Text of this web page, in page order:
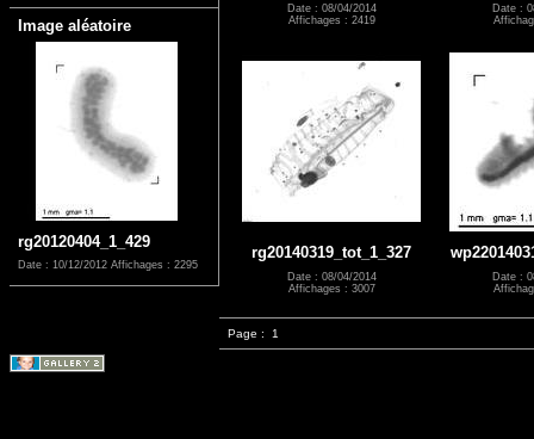
Image aléatoire
rg20120404_1_429
Date : 10/12/2012 Affichages : 2295
Date : 08/04/2014
Affichages : 2419
Date :
rg20140319_tot_1_327
Date : 08/04/2014
Affichages : 3007
Date :
Page : 1